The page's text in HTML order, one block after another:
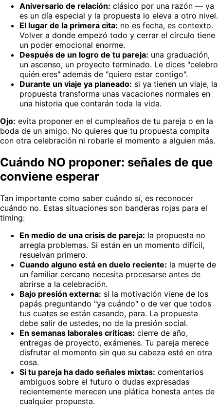
Aniversario de relación: clásico por una razón — ya
es un día especial y la propuesta lo eleva a otro nivel.
El lugar de la primera cita: no es fecha, es contexto.
Volver a donde empezó todo y cerrar el círculo tiene
un poder emocional enorme.
Después de un logro de tu pareja: una graduación,
un ascenso, un proyecto terminado. Le dices "celebro
quién eres" además de "quiero estar contigo".
Durante un viaje ya planeado: si ya tienen un viaje, la
propuesta transforma unas vacaciones normales en
una historia que contarán toda la vida.
Ojo: evita proponer en el cumpleaños de tu pareja o en la
boda de un amigo. No quieres que tu propuesta compita
con otra celebración ni robarle el momento a alguien más.
Cuándo NO proponer: señales de que
conviene esperar
Tan importante como saber cuándo sí, es reconocer
cuándo no. Estas situaciones son banderas rojas para el
timing:
En medio de una crisis de pareja: la propuesta no
arregla problemas. Si están en un momento difícil,
resuelvan primero.
Cuando alguno está en duelo reciente: la muerte de
un familiar cercano necesita procesarse antes de
abrirse a la celebración.
Bajo presión externa: si la motivación viene de los
papás preguntando "ya cuándo" o de ver que todos
tus cuates se están casando, para. La propuesta
debe salir de ustedes, no de la presión social.
En semanas laborales críticas: cierre de año,
entregas de proyecto, exámenes. Tu pareja merece
disfrutar el momento sin que su cabeza esté en otra
cosa.
Si tu pareja ha dado señales mixtas: comentarios
ambiguos sobre el futuro o dudas expresadas
recientemente merecen una plática honesta antes de
cualquier propuesta.